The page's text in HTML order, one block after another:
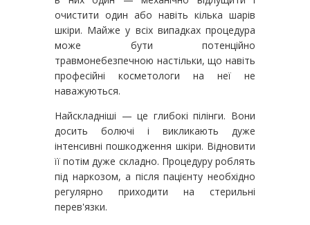
очистити один або навіть кілька шарів
шкіри. Майже у всіх випадках процедура
може бути потенційно
травмонебезпечною настільки, що навіть
професійні косметологи на неї не
наважуються.
Найскладніші — це глибокі пілінги. Вони
досить болючі і викликають дуже
інтенсивні пошкодження шкіри. Відновити
її потім дуже складно. Процедуру роблять
під наркозом, а після пацієнту необхідно
регулярно приходити на стерильні
перев'язки.